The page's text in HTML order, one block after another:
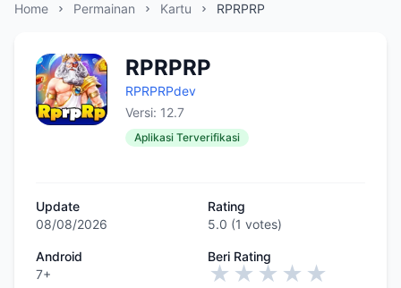
Home Permainan Kartu RPRPRP
RPRPRP
RPRPRPdev
Versi: 12.7
Aplikasi Terverifikasi
Update
08/08/2026
Rating
5.0 (1 votes)
Android
7+
Beri Rating
★
★
★
★
★